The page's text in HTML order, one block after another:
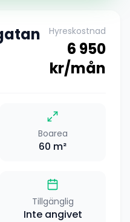
Hyreskostnad
6 950
kr/mån
Boarea
60 m²
Tillgänglig
Inte angivet